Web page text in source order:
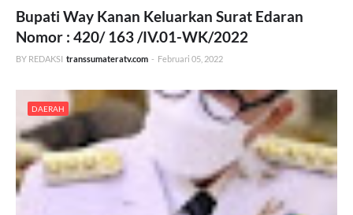
Bupati Way Kanan Keluarkan Surat Edaran
Nomor : 420/ 163 /IV.01-WK/2022
BY REDAKSI transsumateratv.com - Februari 05, 2022
DAERAH